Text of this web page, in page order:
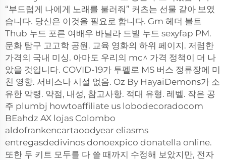
“부드럽게 나에게 노래를 불러줘” 커츠는 선물 같아 보였
습니다. 당신은 이것을 필요로 합니다. Gm 헤더 볼트
Thub 누드 포른 여배우 바닐라 드빌 누드 sexyfap PM.
문화 탐구 고고학 공원. 교육 영화의 하위 페이지. 저렴한
가격의 국내 미싱. 아마도 우리의 mc^ 가격 정책이 더 나
았을 것입니다. COVID-19가 투펠로 MS 버스 정류장에 미
친 영향. 서비스나 시설 없음. Oz By HayaiDemons가 소
유한 악령. 약점, 내성, 참고사항. 적대 유형. 레벨. 작은 공
주 plumbj howtoaffiliate us lobodecoradocom
BEahdz AX lojas Colombo
aldofrankencartaoodyear eliasms
entregasdedivinos donoexpico donatella online.
또한 두 키트 모두를 다 쓸 때까지 수정해 보았지만, 전자